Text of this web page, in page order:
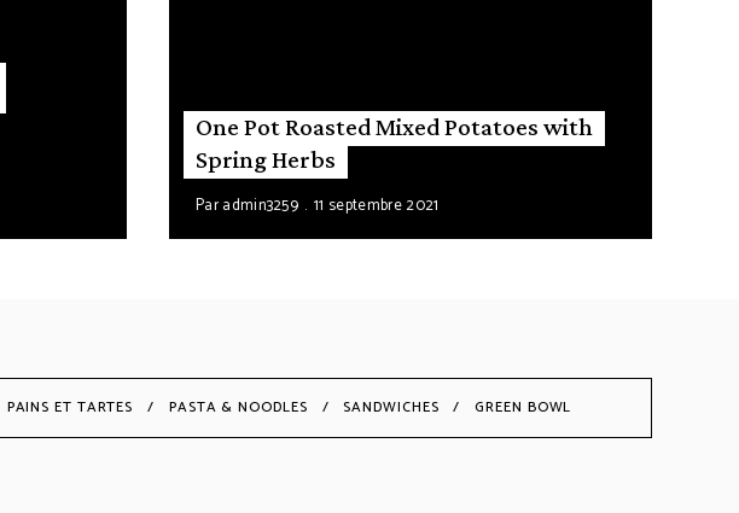
One Pot Roasted Mixed Potatoes with
Spring Herbs
Paradmin3259 11 septembre 2021
PAINS ET TARTES PASTA & NOODLES SANDWICHES GREEN BOWL